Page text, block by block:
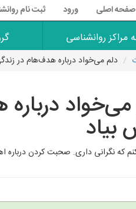
صفحه اصلی ورود ثبت نام
مراکز روانشناسی
دلم می‌خواد درباره هدف‌هام در
می‌خواد
بیاد
که نگرانی داری. صحبت کردن درباره